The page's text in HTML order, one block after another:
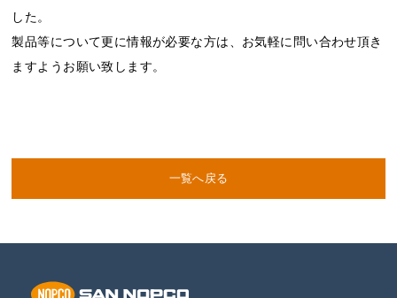
した。
製品等について更に情報が必要な方は、お気軽に問い合わせ頂き
ますようお願い致します。
一覧へ戻る